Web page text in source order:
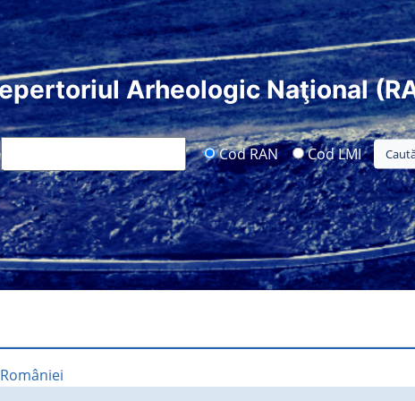
Arheologic Naţional
Cod RAN Cod LMI